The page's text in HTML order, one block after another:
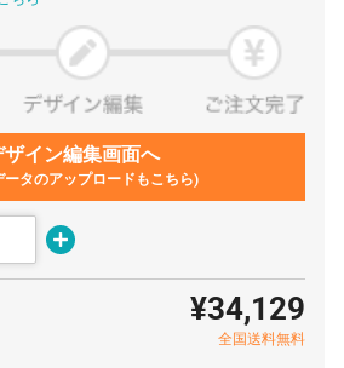
¥120,120
¥550 ¥172,480
¥546 ¥280,830
¥536 ¥7,480
ザイン編集画面へ
ータのアップロードもこちら)
¥34,129
全国送料無料